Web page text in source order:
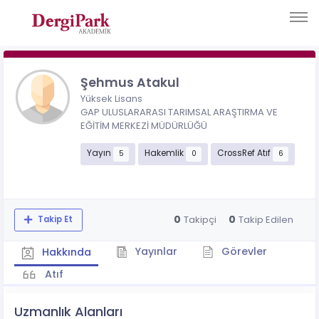
Şehmus Atakul
Yüksek Lisans
GAP ULUSLARARASI TARIMSAL ARAŞTIRMA VE
EĞİTİM MERKEZİ MÜDÜRLÜĞÜ
Yayın 5 Hakemlik 0 CrossRef Atıf 6
Takip Et 0 Takipçi 0 Takip Edilen
Hakkında Yayınlar
Görevler
Atıf
Uzmanlık Alanları